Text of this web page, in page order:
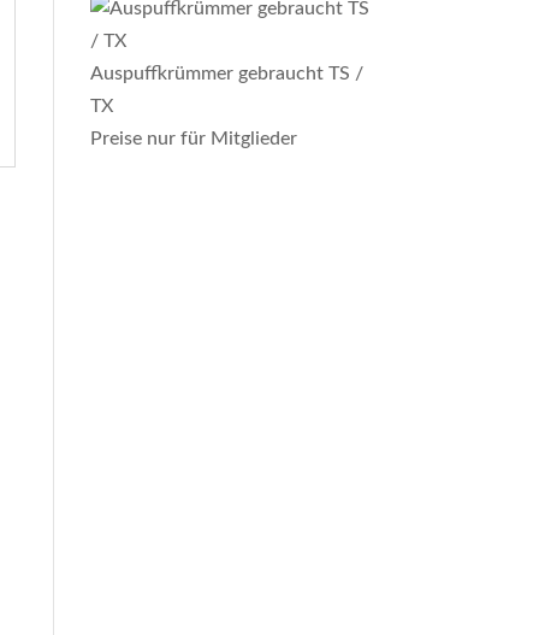
Auspuffkrümmer gebraucht TS /
TX
Preise nur für Mitglieder